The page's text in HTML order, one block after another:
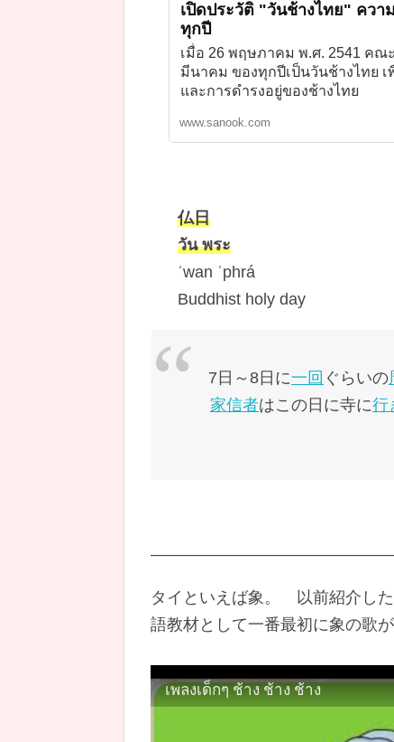
เปิดประวัติ "วันช้างไทย" คว
ทุกปี
เมื่อ 26 พฤษภาคม พ.ศ. 2541 ค
มีนาคม ของทุกปีเป็นวันช้างไทย
และการดำรงอยู่ของช้างไทย
www.sanook.com
仏日
วัน พระ
ˈwan ˈphrá
Buddhist holy day
7日～8日に一回 ぐらいの
家信者はこの日に寺に行
タイといえば象。 以前紹介した
語教材として一番最初に象の歌が
เพลงเด็กๆ ช้าง ช้าง ช้าง